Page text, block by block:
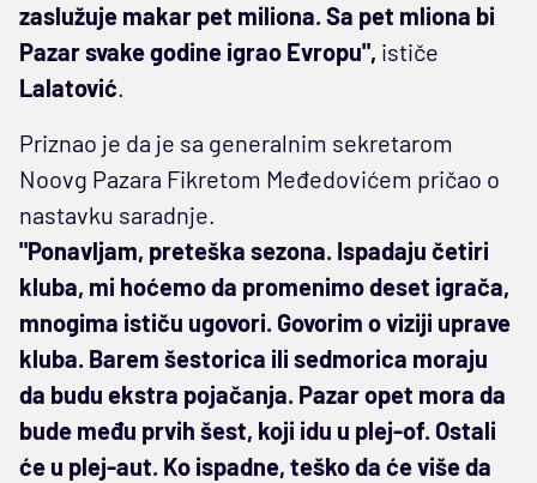
zaslužuje makar pet miliona. Sa pet mliona bi
Pazar svake godine igrao Evropu", ističe
Lalatović.
Priznao je da je sa generalnim sekretarom
Noovg Pazara Fikretom Međedovićem pričao o
nastavku saradnje.
"Ponavljam, preteška sezona. Ispadaju četiri
kluba, mi hoćemo da promenimo deset igrača,
mnogima ističu ugovori. Govorim o viziji uprave
kluba. Barem šestorica ili sedmorica moraju
da budu ekstra pojačanja. Pazar opet mora da
bude među prvih šest, koji idu u plej-of. Ostali
će u plej-aut. Ko ispadne, teško da će više da